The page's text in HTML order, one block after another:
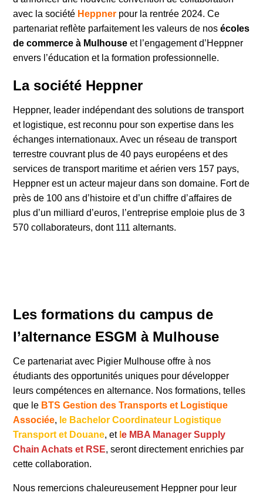
avec la société Heppner pour la rentrée 2024. Ce
partenariat reflète parfaitement les valeurs de nosécoles
de commerce à Mulhouse et l’engagement d’Heppner
envers l’éducation et la formation professionnelle.
La société Heppner
Heppner, leader indépendant des solutions de transport
et logistique, est reconnu pour son expertise dans les
échanges internationaux. Avec un réseau de transport
terrestre couvrant plus de 40 pays européens et des
services de transport maritime et aérien vers 157 pays,
Heppner est un acteur majeur dans son domaine. Fort de
près de 100 ans d’histoire et d’un chiffre d’affaires de
plus d’un milliard d’euros, l’entreprise emploie plus de 3
570 collaborateurs, dont 111 alternants.
Les formations du campus de
l’alternance ESGM à Mulhouse
Ce partenariat avec Pigier Mulhouse offre à nos
étudiants des opportunités uniques pour développer
leurs compétences en alternance. Nos formations, telles
que le BTS Gestion des Transports et Logistique
Associée, le Bachelor Coordinateur Logistique
Transport et Douane, et le MBA Manager Supply
Chain Achats et RSE, seront directement enrichies par
cette collaboration.
Nous remercions chaleureusement Heppner pour leur